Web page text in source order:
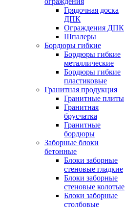
Грядочная доска
ДПК
Ограждения ДПК
Шпалеры
Бордюры гибкие
Бордюры гибкие
металлические
Бордюры гибкие
пластиковые
Гранитная продукция
Гранитные плиты
Гранитная
брусчатка
Гранитные
бордюры
Заборные блоки
бетонные
Блоки заборные
стеновые гладкие
Блоки заборные
стеновые колотые
Блоки заборные
столбовые